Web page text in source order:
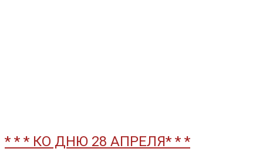
* * * КО ДНЮ 28 АПРЕЛЯ* * *